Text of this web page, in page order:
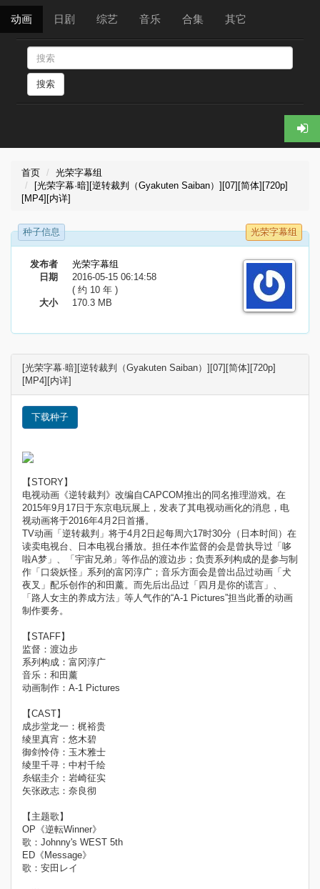
动画 日剧 综艺 音乐 合集 其它
搜索
首页
光荣字幕组
[光荣字幕·暗][逆转裁判（Gyakuten Saiban）][07][简体][720p]
[MP4][内详]
种子信息 光荣字幕组
发布者
光荣字幕组
日期
2016-05-15 06:14:58
( 约 10 年 )
大小
170.3 MB
[光荣字幕·暗][逆转裁判（Gyakuten Saiban）][07][简体][720p]
[MP4][内详]
下载种子
【STORY】
电视动画《逆转裁判》改编自CAPCOM推出的同名推理游戏。在
2015年9月17日于东京电玩展上，发表了其电视动画化的消息，电
视动画将于2016年4月2日首播。
TV动画「逆转裁判」将于4月2日起每周六17时30分（日本时间）在
读卖电视台、日本电视台播放。担任本作监督的会是曾执导过「哆
啦A梦」、「宇宙兄弟」等作品的渡边步；负责系列构成的是参与制
作「口袋妖怪」系列的富冈淳广；音乐方面会是曾出品过动画「犬
夜叉」配乐创作的和田薰。而先后出品过「四月是你的谎言」、
「路人女主的养成方法」等人气作的“A-1 Pictures”担当此番的动画
制作要务。
【STAFF】
监督：渡边步
系列构成：富冈淳广
音乐：和田薰
动画制作：A-1 Pictures
【CAST】
成步堂龙一：梶裕贵
绫里真宵：悠木碧
御剑怜侍：玉木雅士
绫里千寻：中村千绘
糸锯圭介：岩崎征实
矢张政志：奈良彻
【主题歌】
OP《逆転Winner》
歌：Johnny's WEST 5th
ED《Message》
歌：安田レイ